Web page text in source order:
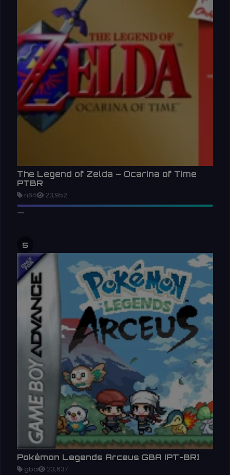
The Legend of Zelda – Ocarina of Time
PTBR
n64 23,952
5
Pokémon Legends Arceus GBA [PT-BR]
gba 23,637